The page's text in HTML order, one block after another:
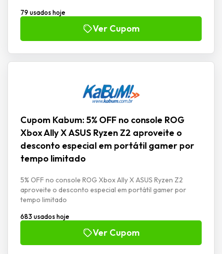
79 usados hoje
Ver Cupom
Cupom Kabum: 5% OFF no console ROG
Xbox Ally X ASUS Ryzen Z2 aproveite o
desconto especial em portátil gamer por
tempo limitado
5% OFF no console ROG Xbox Ally X ASUS Ryzen Z2
aproveite o desconto especial em portátil gamer por
tempo limitado
683 usados hoje
Ver Cupom